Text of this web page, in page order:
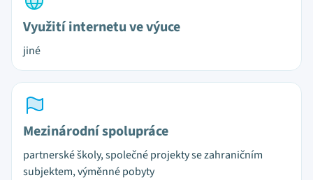
Využití internetu ve výuce
jiné
Mezinárodní spolupráce
partnerské školy, společné projekty se zahraničním
subjektem, výměnné pobyty